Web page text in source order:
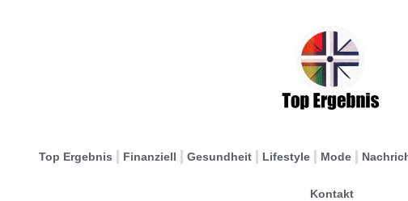
Top Ergebnis Finanziell Gesundheit Lifestyle Mode
Kontakt